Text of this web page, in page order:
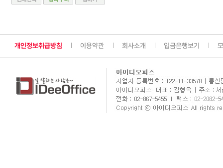
개인정보취급방침 이용약관 회사소개 입금은행보기